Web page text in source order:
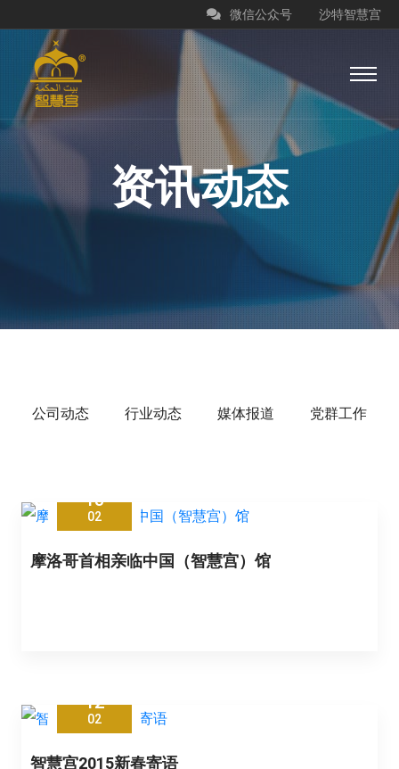
沙特智慧宫
微信公众号
资讯动态
公司动态 行业动态 媒体报道 党群工作
13
02
摩洛哥首相亲临中国（智慧宫）馆
12
02
智慧宫2015新春寄语